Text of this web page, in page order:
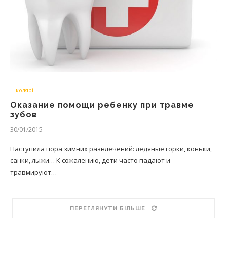
Школярі
Оказание помощи ребенку при травме
зубов
30/01/2015
Наступила пора зимних развлечений: ледяные горки, коньки,
санки, лыжи… К сожалению, дети часто падают и
травмируют…
ПЕРЕГЛЯНУТИ БІЛЬШЕ